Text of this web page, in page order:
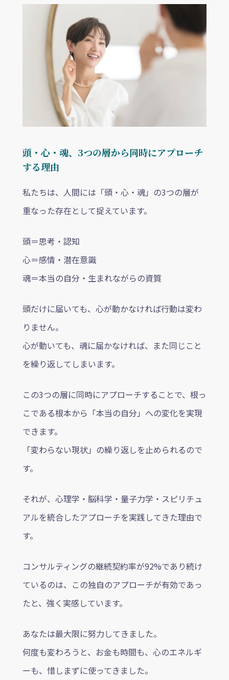
頭・心・魂、3つの層から同時にアプローチ
する理由
私たちは、人間には「頭・心・魂」の3つの層が
重なった存在として捉えています。
頭＝思考・認知
心＝感情・潜在意識
魂＝本当の自分・生まれながらの資質
頭だけに届いても、心が動かなければ行動は変わ
りません。
心が動いても、魂に届かなければ、また同じこと
を繰り返してしまいます。
この3つの層に同時にアプローチすることで、根っ
こである根本から「本当の自分」への変化を実現
できます。
「変わらない現状」の繰り返しを止められるので
す。
それが、心理学・脳科学・量子力学・スピリチュ
アルを統合したアプローチを実践してきた理由で
す。
コンサルティングの継続契約率が92%であり続け
ているのは、この独自のアプローチが有効であっ
たと、強く実感しています。
あなたは最大限に努力してきました。
何度も変わろうと、お金も時間も、心のエネルギ
ーも、惜しまずに使ってきました。